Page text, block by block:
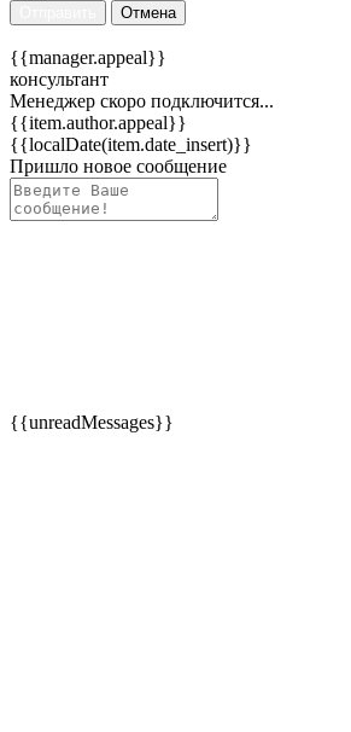
Отмена
{{manager.appeal}}
консультант
Менеджер скоро подключится...
{{item.author.appeal}}
{{localDate(item.date_insert)}}
Пришло новое сообщение
{{unreadMessages}}